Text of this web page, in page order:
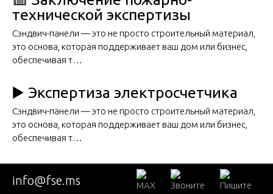
технической экспертизы
Сэндвич-панели — это не просто строительный материал,
это основа, которая поддерживает ваш дом или бизнес,
обеспечивая т…
▶️ Экспертиза электросчетчика
Сэндвич-панели — это не просто строительный материал,
это основа, которая поддерживает ваш дом или бизнес,
обеспечивая т…
🟩 Экспертиза водяного счетчика
Сэндвич-панели — это не просто строительный материал,
info@fse.ms